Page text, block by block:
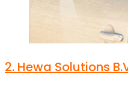
2. Hewa Solutions